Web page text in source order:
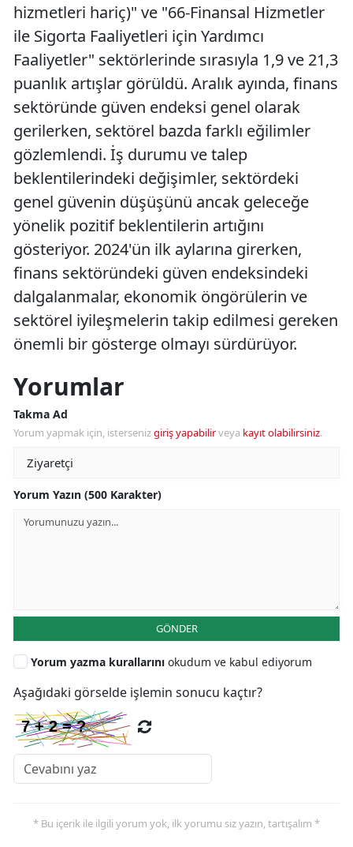
hizmetleri hariç)" ve "66-Finansal Hizmetler
ile Sigorta Faaliyetleri için Yardımcı
Faaliyetler" sektörlerinde sırasıyla 1,9 ve 21,3
puanlık artışlar görüldü. Aralık ayında, finans
sektöründe güven endeksi genel olarak
gerilerken, sektörel bazda farklı eğilimler
gözlemlendi. İş durumu ve talep
beklentilerindeki değişimler, sektördeki
genel güvenin düşüşünü ancak geleceğe
yönelik pozitif beklentilerin artığını
gösteriyor. 2024'ün ilk aylarına girerken,
finans sektöründeki güven endeksindeki
dalgalanmalar, ekonomik öngörülerin ve
sektörel iyileşmelerin takip edilmesi gereken
önemli bir gösterge olmayı sürdürüyor.
Yorumlar
Takma Ad
Yorum yapmak için, istersenizgiriş yapabilirveya kayıt olabilirsiniz.
Yorum Yazın (500 Karakter)
GÖNDER
Yorum yazma kurallarını okudum ve kabul ediyorum
Aşağıdaki görselde işlemin sonucu kaçtır?
* Bu içerik ile ilgili yorum yok, ilk yorumu siz yazın, tartışalım *